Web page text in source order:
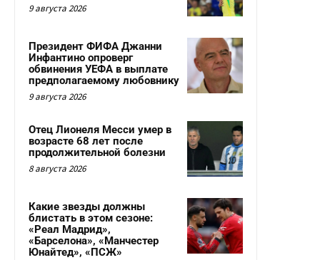
9 августа 2026
Президент ФИФА Джанни
Инфантино опроверг
обвинения УЕФА в выплате
предполагаемому любовнику
9 августа 2026
Отец Лионеля Месси умер в
возрасте 68 лет после
продолжительной болезни
8 августа 2026
Какие звезды должны
блистать в этом сезоне:
«Реал Мадрид»,
«Барселона», «Манчестер
Юнайтед», «ПСЖ»